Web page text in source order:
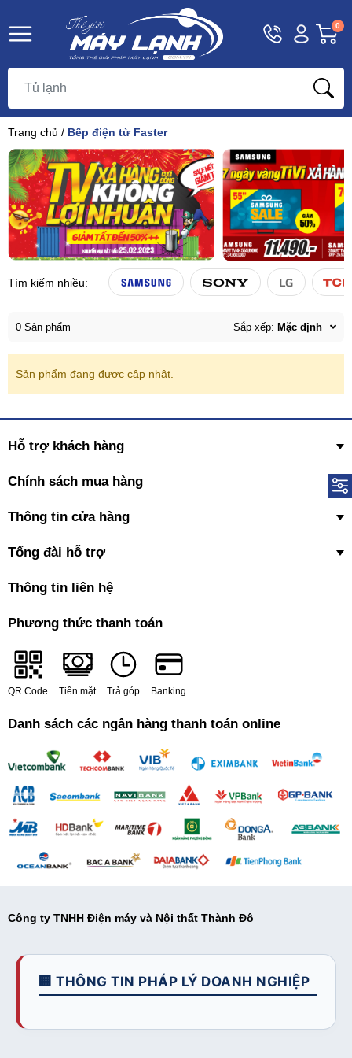
Hotline
1800
Tài
khoản
Khách
0
Trang chủ / Bếp điện từ Faster
Tìm kiếm nhiều:
0 Sản phẩm Sắp xếp: Mặc định
Sản phẩm đang được cập nhật.
Hỗ trợ khách hàng
Chính sách mua hàng
Thông tin cửa hàng
Tổng đài hỗ trợ
Thông tin liên hệ
Phương thức thanh toán
QR Code Tiền mặt Trả góp Banking
Danh sách các ngân hàng thanh toán online
Công ty TNHH Điện máy và Nội thất Thành Đô
🏢 THÔNG TIN PHÁP LÝ DOANH NGHIỆP